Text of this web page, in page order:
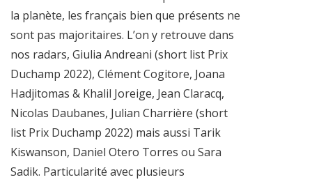
la planète, les français bien que présents ne
sont pas majoritaires. L’on y retrouve dans
nos radars, Giulia Andreani (short list Prix
Duchamp 2022), Clément Cogitore, Joana
Hadjitomas & Khalil Joreige, Jean Claracq,
Nicolas Daubanes, Julian Charrière (short
list Prix Duchamp 2022) mais aussi Tarik
Kiswanson, Daniel Otero Torres ou Sara
Sadik. Particularité avec plusieurs